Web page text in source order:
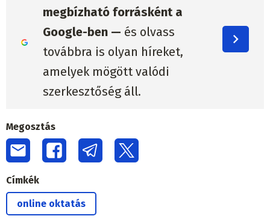
megbízható forrásként a
Google-ben — és olvass
továbbra is olyan híreket,
amelyek mögött valódi
szerkesztőség áll.
Megosztás
Címkék
online oktatás